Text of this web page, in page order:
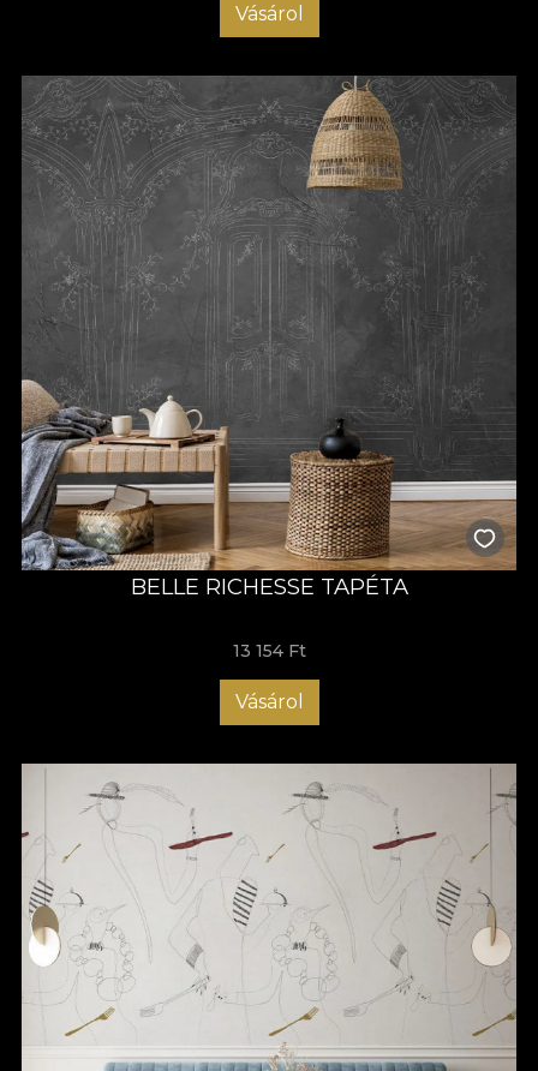
Vásárol
BELLE RICHESSE TAPÉTA
13 154 Ft
Vásárol